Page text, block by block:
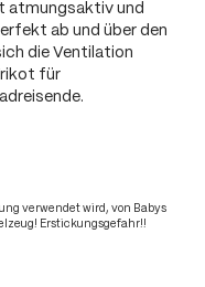
atmungsaktiv und
ab und über den
die Ventilation
für
verwendet wird, von Babys
Erstickungsgefahr!!